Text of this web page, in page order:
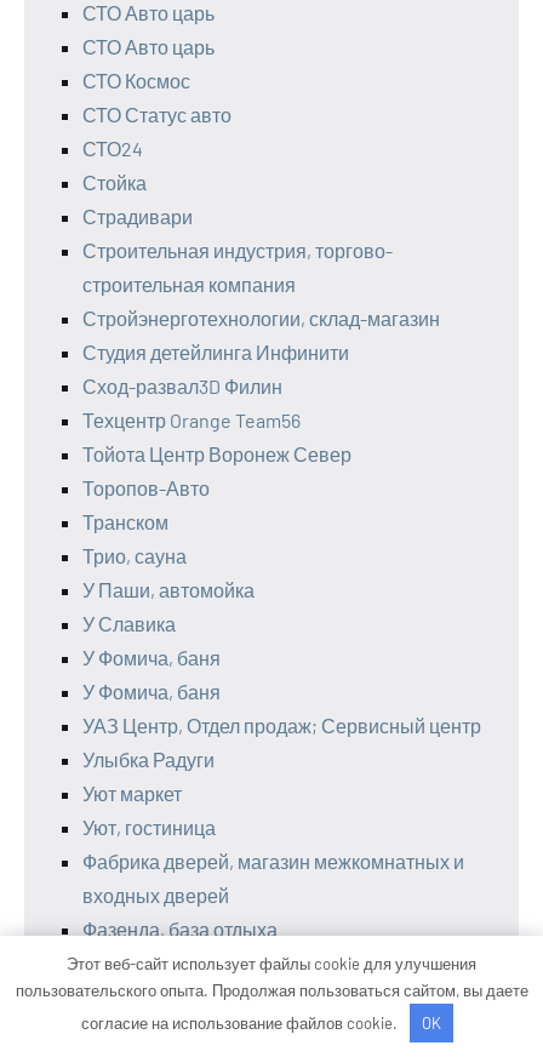
СТО Авто царь
СТО Авто царь
СТО Космос
СТО Статус авто
СТО24
Стойка
Страдивари
Строительная индустрия, торгово-
строительная компания
Стройэнерготехнологии, склад-магазин
Студия детейлинга Инфинити
Сход-развал3D Филин
Техцентр Orange Team56
Тойота Центр Воронеж Север
Торопов-Авто
Транском
Трио, сауна
У Паши, автомойка
У Славика
У Фомича, баня
У Фомича, баня
УАЗ Центр, Отдел продаж; Сервисный центр
Улыбка Радуги
Уют маркет
Уют, гостиница
Фабрика дверей, магазин межкомнатных и
входных дверей
Фазенда, база отдыха
Флагман-Листвянка, гостиничный комплекс
Фламинго, лечебный пансионат
Форелька, база отдыха
Этот веб-сайт использует файлы cookie для улучшения
пользовательского опыта. Продолжая пользоваться сайтом, вы даете
согласие на использование файлов cookie.
OK